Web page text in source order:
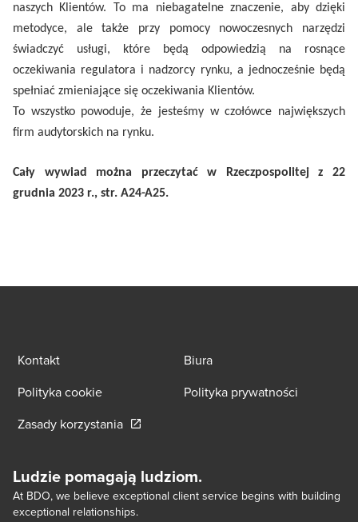
naszych Klientów. To ma niebagatelne znaczenie, aby dzięki
metodyce, ale także przy pomocy nowoczesnych narzędzi
świadczyć usługi, które będą odpowiedzią na rosnące
oczekiwania regulatora i nadzorcy rynku, a jednocześnie będą
spełniać zmieniające się oczekiwania Klientów.
To wszystko powoduje, że jesteśmy w czołówce największych
firm audytorskich na rynku.
Cały wywiad można przeczytać w Rzeczpospolitej z 22
grudnia 2023 r., str. A24-A25.
Kontakt
Biura
Polityka cookie
Polityka prywatności
Zasady korzystaniaOpens in a new window/tab
Ludzie pomagają ludziom.
At BDO, we believe exceptional client service begins with building
exceptional relationships.